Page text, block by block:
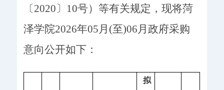
〔2020〕 10号）等有关规定，现将菏
泽学院2026年05月(至)06月政府采购
意向公开如下：
拟